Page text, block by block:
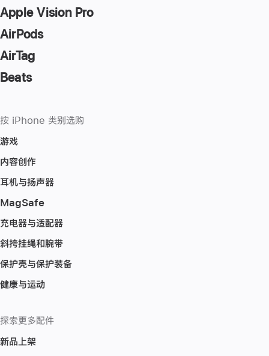
Apple Vision Pro
AirPods
AirTag
Beats
按 iPhone 类别选购
游戏
内容创作
耳机与扬声器
MagSafe
充电器与适配器
斜挎挂绳和腕带
保护壳与保护装备
健康与运动
探索更多配件
新品上架